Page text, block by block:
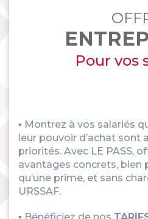
Pour vos
▪ Montrez à vos salariés
leur pouvoir d’achat sont
priorités. Avec LE PASS,
avantages concrets, bien
qu’une prime, et sans
URSSAF.